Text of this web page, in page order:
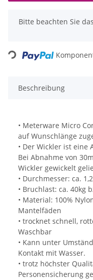
x
Bitte beachten Sie
Loading...
Beschreibung
• Meterware Micro
auf Wunschlänge
• Der Wickler ist
Bei Abnahme von
Wickler gewickelt
• Durchmesser: ca.
• Bruchlast: ca. 40kg
• Material: 100%
Mantelfäden
• trocknet schnell,
Waschbar
• Kann unter
Kontakt mit Wasser.
• trotz höchster
Personensicherung